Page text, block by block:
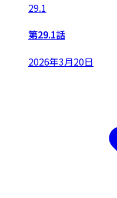
29.1
第29.1話
2026年3月20日